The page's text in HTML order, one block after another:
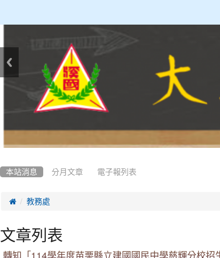
本站消息 分月文章 電子報列表
 教務處
文章列表
轉知「114學年度苗栗縣立建國國民中學慈輝分校招